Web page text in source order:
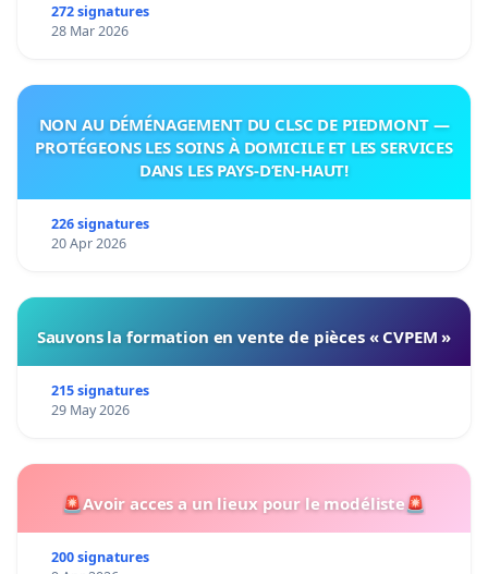
272 signatures
28 Mar 2026
NON AU DÉMÉNAGEMENT DU CLSC DE PIEDMONT —
PROTÉGEONS LES SOINS À DOMICILE ET LES SERVICES
DANS LES PAYS-D’EN-HAUT!
226 signatures
20 Apr 2026
Sauvons la formation en vente de pièces « CVPEM »
215 signatures
29 May 2026
🚨Avoir acces a un lieux pour le modéliste🚨
200 signatures